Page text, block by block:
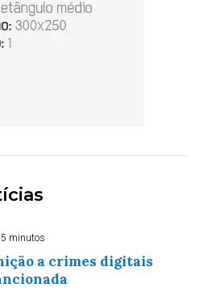
minutos
a crimes digitais